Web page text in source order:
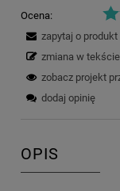
Ocena:
zapytaj o produkt
zmiana w
zobacz projekt
dodaj opinię
OPIS